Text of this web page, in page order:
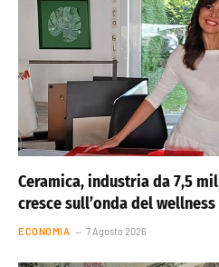
Ceramica, industria da 7,5
cresce sull’onda del wellness
ECONOMIA 7 Agosto 2026